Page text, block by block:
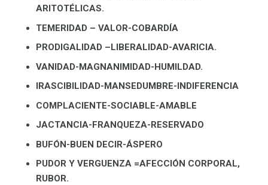
ARITOTÉLICAS.
TEMERIDAD – VALOR-COBARDÍA
PRODIGALIDAD –LIBERALIDAD-AVARICIA.
VANIDAD-MAGNANIMIDAD-HUMILDAD.
IRASCIBILIDAD-MANSEDUMBRE-INDIFERENCIA
COMPLACIENTE-SOCIABLE-AMABLE
JACTANCIA-FRANQUEZA-RESERVADO
BUFÓN-BUEN DECIR-ÁSPERO
PUDOR Y VERGUENZA =AFECCIÓN CORPORAL,
RUBOR.